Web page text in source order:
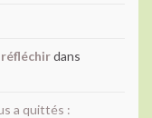
dans
a quittés :